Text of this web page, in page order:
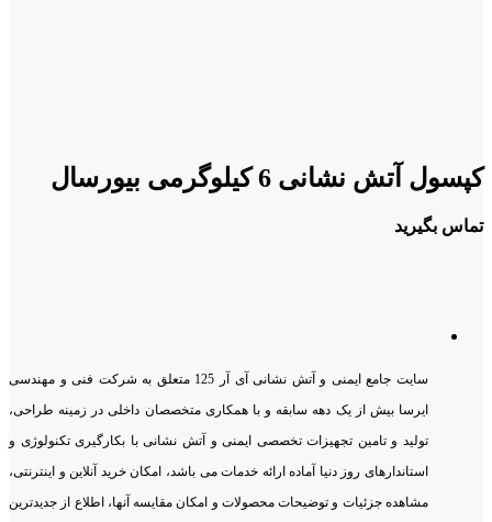
کپسول آتش نشانی 6 کیلوگرمی بیورسال
تماس بگیرید
سایت جامع ایمنی و آتش نشانی آی آر 125 متعلق به شرکت فنی و مهندسی
ایرسا بیش از یک دهه سابقه و با همکاری متخصصان داخلی در زمینه طراحی،
تولید و تامین تجهیزات تخصصی ایمنی و آتش نشانی با بکارگیری تکنولوژی و
استاندارهای روز دنیا آماده ارائه خدمات می باشد، امکان خرید آنلاین و اینترنتی،
مشاهده جزئیات و توضیحات محصولات و امکان مقایسه آنها، اطلاع از جدیدترین